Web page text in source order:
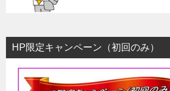
HP限定キャンペーン（初回のみ）